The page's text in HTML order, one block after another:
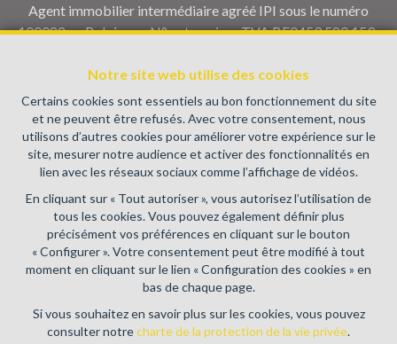
Notre site web utilise des cookies
Certains cookies sont essentiels au bon fonctionnement du site
et ne peuvent être refusés. Avec votre consentement, nous
utilisons d’autres cookies pour améliorer votre expérience sur le
site, mesurer notre audience et activer des fonctionnalités en
lien avec les réseaux sociaux comme l’affichage de vidéos.
En cliquant sur « Tout autoriser », vous autorisez l’utilisation de
tous les cookies. Vous pouvez également définir plus
précisément vos préférences en cliquant sur le bouton
« Configurer ». Votre consentement peut être modifié à tout
moment en cliquant sur le lien « Configuration des cookies » en
bas de chaque page.
Si vous souhaitez en savoir plus sur les cookies, vous pouvez
consulter notrecharte de la protection de la vie privée.
Agent immobilier intermédiaire agréé IPI sous le numéro
100082 en Belgique - N° entreprise : TVA BE0459.580.159-
immobiliers, rue du Luxembourg 16B, 1000 Bruxelles (+32 2
505 38 50 - info@ipi.be) - Soumis aucode déontologique de l’
IPI
RC professionnelle et cautionnement via AXA Belgium SA,
Place du Trône 1, 1000 Bruxelles – police n° 730.390.160.
Couverture valable pour les activités réalisées en Belgique
Conditions générales d'utilisation du site
Charte de la protection de la vie privée
Configuration des cookies